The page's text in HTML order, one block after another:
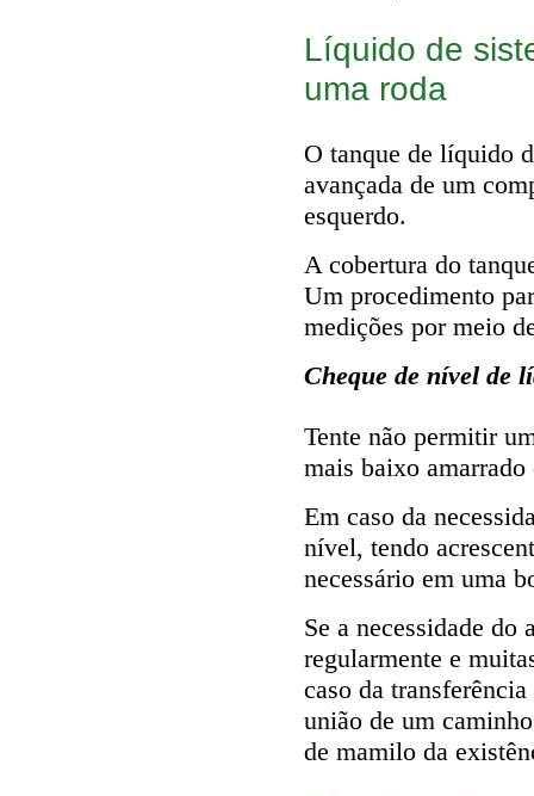
Líquido de
uma roda
O tanque de líquido
avançada de um
esquerdo.
A cobertura do
Um procedimento
medições por meio
Cheque de nível de
Tente não permitir
mais baixo
Em caso da
nível, tendo
necessário em uma
Se a necessidade
regularmente e
caso da
união de um
de mamilo da